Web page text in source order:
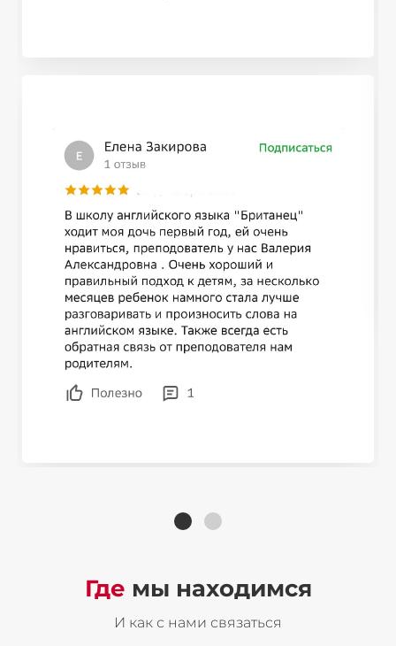
Где мы находимся
И как с нами связаться